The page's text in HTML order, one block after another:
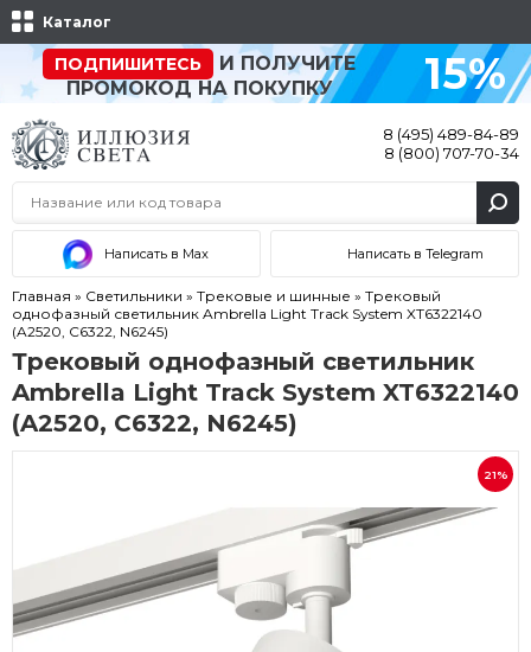
Каталог
ПОДПИШИТЕСЬ
И ПОЛУЧИТЕ
ПРОМОКОД НА ПОКУПКУ
15%
8 (495) 489-84-89
8 (800) 707-70-34
Написать в Max Написать в Telegram
Главная » Светильники » Трековые и шинные » Трековый
однофазный светильник Ambrella Light Track System XT6322140
(A2520, C6322, N6245)
Трековый однофазный светильник
Ambrella Light Track System XT6322140
(A2520, C6322, N6245)
21%